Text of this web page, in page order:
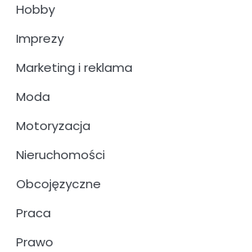
Hobby
Imprezy
Marketing i reklama
Moda
Motoryzacja
Nieruchomości
Obcojęzyczne
Praca
Prawo